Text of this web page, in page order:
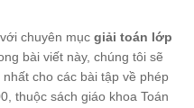
chuyên mục giải toán lớp
bài viết này, chúng tôi sẽ
cho các bài tập về phép
thuộc sách giáo khoa Toán